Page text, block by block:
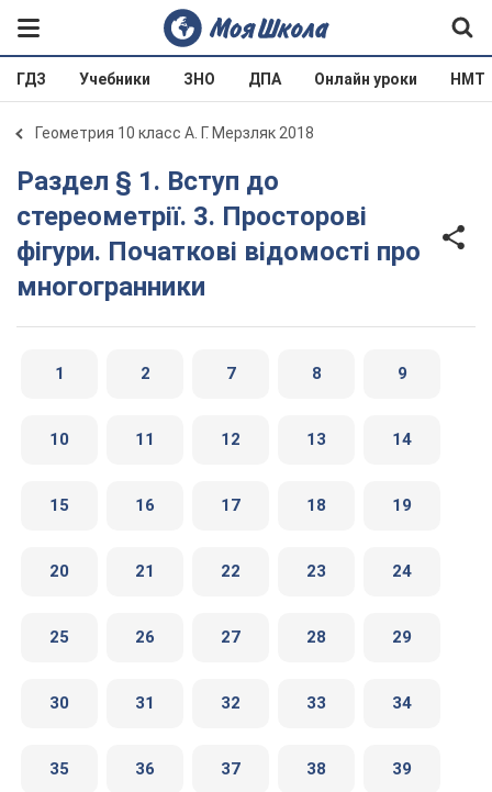
ГДЗ Учебники ЗНО ДПА Онлайн уроки НМТ
Геометрия 10 класс А. Г. Мерзляк 2018
Раздел § 1. Вступ до
стереометрії. 3. Просторові
фігури. Початкові відомості про
многогранники
1 2 7 8 9
10 11 12 13 14
15 16 17 18 19
20 21 22 23 24
25 26 27 28 29
30 31 32 33 34
35 36 37 38 39